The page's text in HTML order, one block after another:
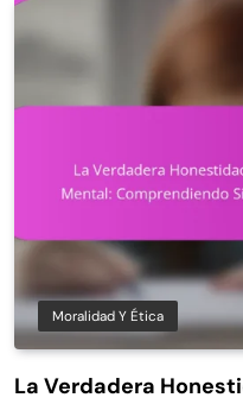
Moralidad Y Ética
La Verdadera